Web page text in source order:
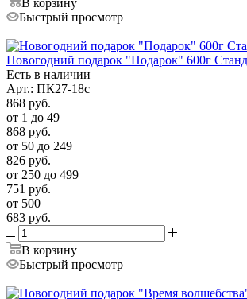
Быстрый просмотр
Новогодний подарок "Подарок" 600г
Есть в наличии
Арт.: ПК27-18с
868 руб.
от 1 до 49
868 руб.
от 50 до 249
826 руб.
от 250 до 499
751 руб.
от 500
683 руб.
В корзину
Быстрый просмотр